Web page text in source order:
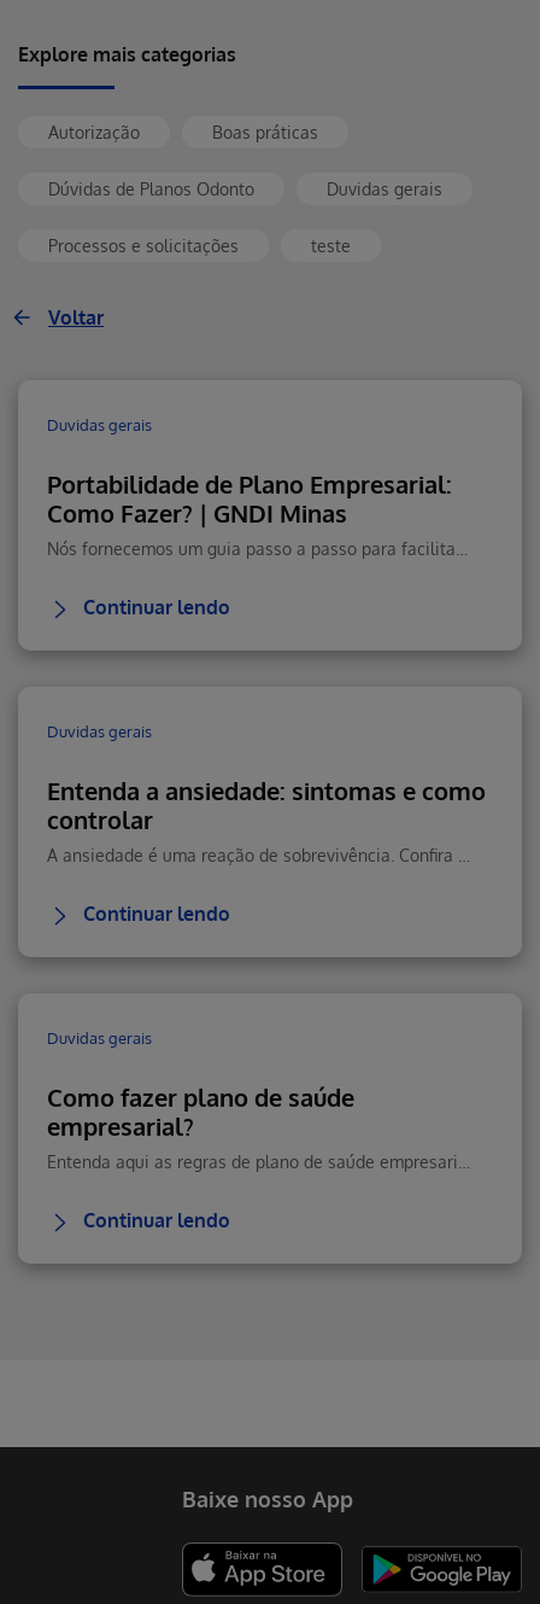
Explore mais categorias
Autorização Boas práticas
Dúvidas de Planos Odonto Duvidas gerais
Processos e solicitações teste
Voltar
Duvidas gerais
Portabilidade de Plano Empresarial:
Como Fazer? | GNDI Minas
Continuar lendo
Duvidas gerais
Entenda a ansiedade: sintomas e como
controlar
Continuar lendo
Duvidas gerais
Como fazer plano de saúde
empresarial?
Continuar lendo
Baixe nosso App